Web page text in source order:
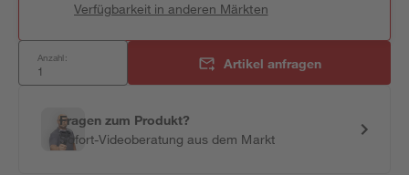
Verfügbarkeit in anderen Märkten
Anzahl: Artikel anfragen
Fragen zum Produkt?
Sofort-Videoberatung aus dem Markt